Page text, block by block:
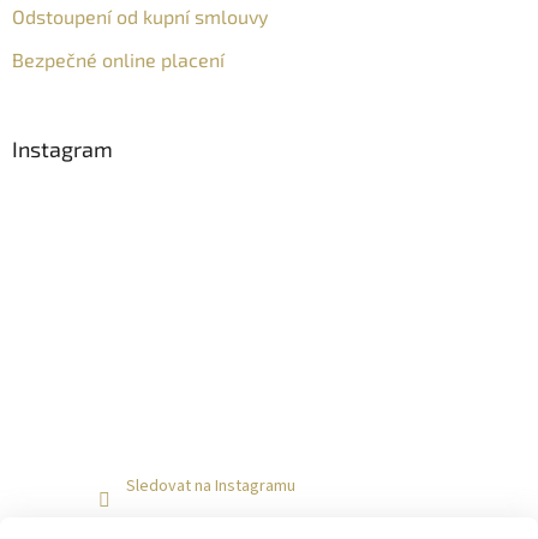
Odstoupení od kupní smlouvy
Bezpečné online placení
Instagram
Sledovat na Instagramu